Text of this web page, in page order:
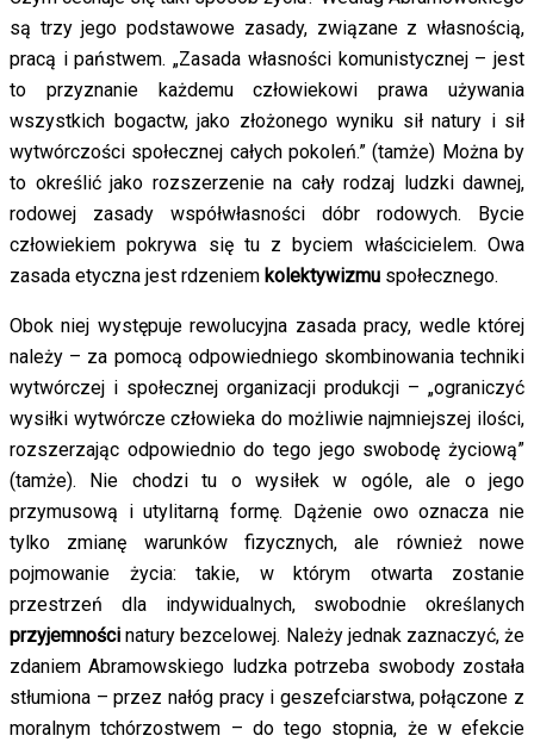
są trzy jego podstawowe zasady, związane z własnością,
pracą i państwem. „Zasada własności komunistycznej – jest
to przyznanie każdemu człowiekowi prawa używania
wszystkich bogactw, jako złożonego wyniku sił natury i sił
wytwórczości społecznej całych pokoleń.” (tamże) Można by
to określić jako rozszerzenie na cały rodzaj ludzki dawnej,
rodowej zasady współwłasności dóbr rodowych. Bycie
człowiekiem pokrywa się tu z byciem właścicielem. Owa
zasada etyczna jest rdzeniem kolektywizmu społecznego.
Obok niej występuje rewolucyjna zasada pracy, wedle której
należy – za pomocą odpowiedniego skombinowania techniki
wytwórczej i społecznej organizacji produkcji – „ograniczyć
wysiłki wytwórcze człowieka do możliwie najmniejszej ilości,
rozszerzając odpowiednio do tego jego swobodę życiową”
(tamże). Nie chodzi tu o wysiłek w ogóle, ale o jego
przymusową i utylitarną formę. Dążenie owo oznacza nie
tylko zmianę warunków fizycznych, ale również nowe
pojmowanie życia: takie, w którym otwarta zostanie
przestrzeń dla indywidualnych, swobodnie określanych
przyjemności natury bezcelowej. Należy jednak zaznaczyć, że
zdaniem Abramowskiego ludzka potrzeba swobody została
stłumiona – przez nałóg pracy i geszefciarstwa, połączone z
moralnym tchórzostwem – do tego stopnia, że w efekcie